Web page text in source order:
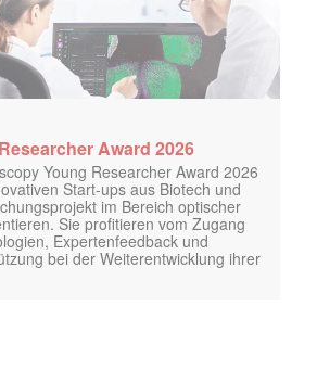
Award 2026
Young Researcher Award 2026
Start-ups aus Biotech und
im Bereich optischer
Sie profitieren vom Zugang
Expertenfeedback und
bei der Weiterentwicklung ihrer